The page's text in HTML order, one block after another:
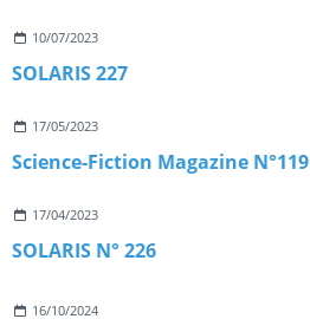
10/07/2023
SOLARIS 227
17/05/2023
Science-Fiction Magazine N°119
17/04/2023
SOLARIS N° 226
16/10/2024